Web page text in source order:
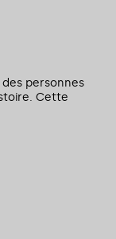
personnes
Cette